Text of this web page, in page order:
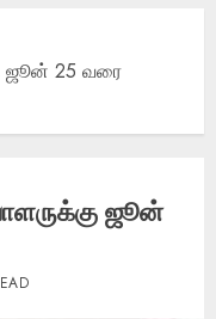
ஜூன் 25 வரை
ஜூன்